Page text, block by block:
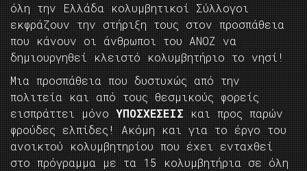
όλη την Ελλάδα κολυμβητικοί Σύλλογοι
εκφράζουν την στήριξη τους στον προσπάθεια
που κάνουν οι άνθρωποι του ΑΝΟΖ να
δημιουργηθεί κλειστό κολυμβητήριο το νησί!
Μια προσπάθεια που δυστυχώς από την
πολιτεία και από τους θεσμικούς φορείς
εισπράττει μόνο ΥΠΟΣΧΕΣΕΙΣ και προς παρών
φρούδες ελπίδες! Ακόμη και για το έργο του
ανοικτού κολυμβητηρίου που έχει ενταχθεί
στο πρόγραμμα με τα 15 κολυμβητήρια σε όλη